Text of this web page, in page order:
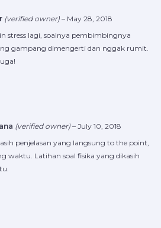
(verified owner) – May 28, 2018
stress lagi, soalnya pembimbingnya
gampang dimengerti dan nggak rumit.
(verified owner) – July 10, 2018
penjelasan yang langsung to the point,
waktu. Latihan soal fisika yang dikasih